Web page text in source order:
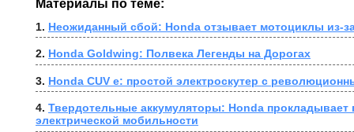
Материалы по теме:
1. Неожиданный сбой: Honda отзывает мотоциклы из-
2. Honda Goldwing: Полвека Легенды на Дорогах
3. Honda CUV e: простой электроскутер с
4. Твердотельные аккумуляторы: Honda прокладывает
электрической мобильности